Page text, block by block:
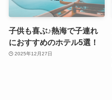
子供も喜ぶ♪熱海で子連れ
におすすめのホテル5選！
2025年12月27日